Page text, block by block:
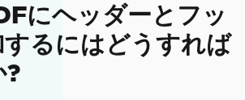
にヘッダーとフッ
するにはどうすれば
?